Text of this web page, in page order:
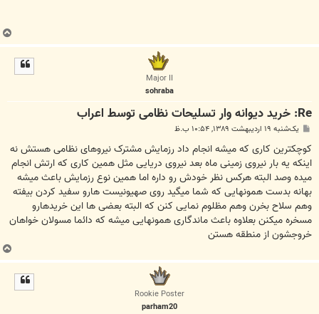
ب
ا
Major II
sohraba
Re: خرید دیوانه وار تسلیحات نظامی توسط اعراب
پ
ت
یک‌شنبه ۱۹ اردیبهشت ۱۳۸۹, ۱۰:۵۴ ب.ظ
کوچکترین کاری که میشه انجام داد رزمایش مشترک نیروهای نظامی هستش نه
اینکه یه بار نیروی زمینی ماه بعد نیروی دریایی مثل همین کاری که ارتش انجام
میده وصد البته هرکس نظر خودش رو داره اما همین نوع رزمایش باعث میشه
بهانه بدست همونهایی که شما میگید روی صهیونیست هارو سفید کردن بیفته
وهم سلاح بخرن وهم مظلوم نمایی کنن که البته بعضی ها این خریدهارو
مسخره میکنن بعلاوه باعث ماندگاری همونهایی میشه که دائما مسولان خواهان
خروجشون از منطقه هستن
ب
ا
Rookie Poster
parham20